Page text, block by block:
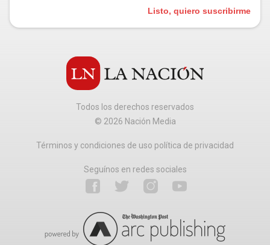
Listo, quiero suscribirme
Todos los derechos reservados
© 2026 Nación Media
Términos y condiciones de uso política de privacidad
Seguínos en redes sociales